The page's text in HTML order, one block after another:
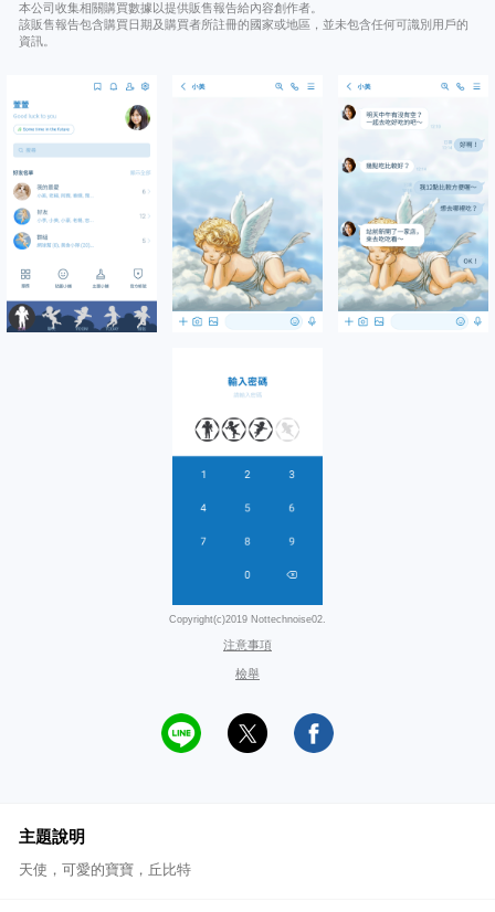
本公司收集相關購買數據以提供販售報告給內容創作者。
該販售報告包含購買日期及購買者所註冊的國家或地區，並未包含任何可識別用戶的
資訊。
Copyright(c)2019 Nottechnoise02.
注意事項
檢舉
主題說明
天使，可愛的寶寶，丘比特